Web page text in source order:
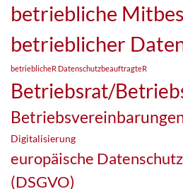
betriebliche
betrieblicher
betrieblicheR DatenschutzbeauftragteR
Betriebsrat/
Digitalisierung
europäische
(DSGVO)